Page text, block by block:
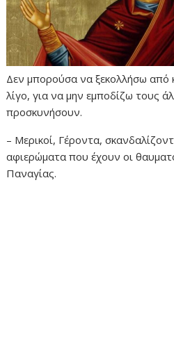
Δεν μπορούσα να ξεκολλήσω από
λίγο, για να μην εμποδίζω τους
προσκυνήσουν.
– Μερικοί, Γέροντα,
αφιερώματα που έχουν οι
Παναγίας.